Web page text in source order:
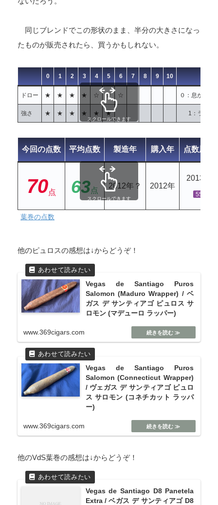
同じブレンドでこの形状のまま、半分の大きさになっ
たものが販売されたら、買うかもしれない。
0 1 2 3 4 5 6 7 8 9 10
ドロー ★ ★ ★ ★ ☆ ☆ ☆ ０：息が通
強さ ★ ★ ★ ★ ★ ★ 1：ライ
スクロールできます
今回の点数 平均点数 製造年 購入年 点数履歴
70点 63点
2012年？ 2012年
2013年
55
スクロールできます
葉巻の点数
他のピュロスの感想は↓からどうぞ！
Vegas de Santiago Puros
Salomon (Maduro Wrapper) / ベ
ガス デ サンティアゴ ピュロス サ
ロモン (マデューロ ラッパー)
www.369cigars.com
Vegas de Santiago Puros
Salomon (Connecticut Wrapper)
/ ヴェガス デ サンティアゴ ピュロ
ス サロモン (コネチカット ラッパ
ー)
www.369cigars.com
他のVdS葉巻の感想は↓からどうぞ！
Vegas de Santiago D8 Panetela
Extra / ベガス デ サンティアゴ D8